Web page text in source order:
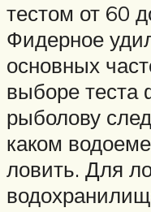
тестом от 60
Фидерное
основных
выборе теста
рыболову
каком
ловить. Для